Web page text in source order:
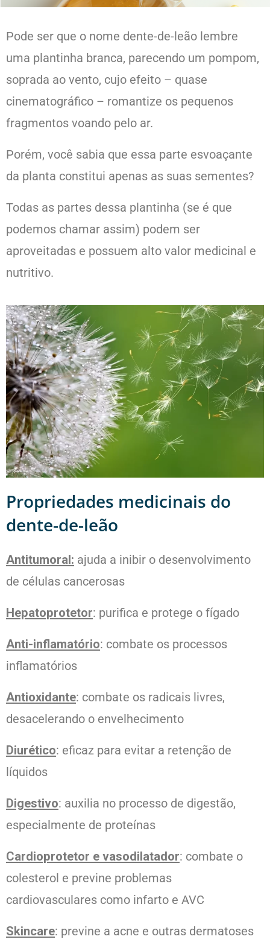
Pode ser que o nome dente-de-leão lembre
uma plantinha branca, parecendo um pompom,
soprada ao vento, cujo efeito – quase
cinematográfico – romantize os pequenos
fragmentos voando pelo ar.
Porém, você sabia que essa parte esvoaçante
da planta constitui apenas as suas sementes?
Todas as partes dessa plantinha (se é que
podemos chamar assim) podem ser
aproveitadas e possuem alto valor medicinal e
nutritivo.
Propriedades medicinais do
dente-de-leão
Antitumoral: ajuda a inibir o desenvolvimento
de células cancerosas
Hepatoprotetor: purifica e protege o fígado
Anti-inflamatório: combate os processos
inflamatórios
Antioxidante: combate os radicais livres,
desacelerando o envelhecimento
Diurético: eficaz para evitar a retenção de
líquidos
Digestivo: auxilia no processo de digestão,
especialmente de proteínas
Cardioprotetor e vasodilatador: combate o
colesterol e previne problemas
cardiovasculares como infarto e AVC
Skincare: previne a acne e outras dermatoses